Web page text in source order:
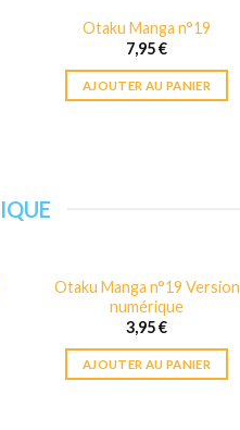
Otaku Manga n°19
7,95€
AJOUTER AU PANIER
Otaku Manga n°19 Version
numérique
3,95€
AJOUTER AU PANIER